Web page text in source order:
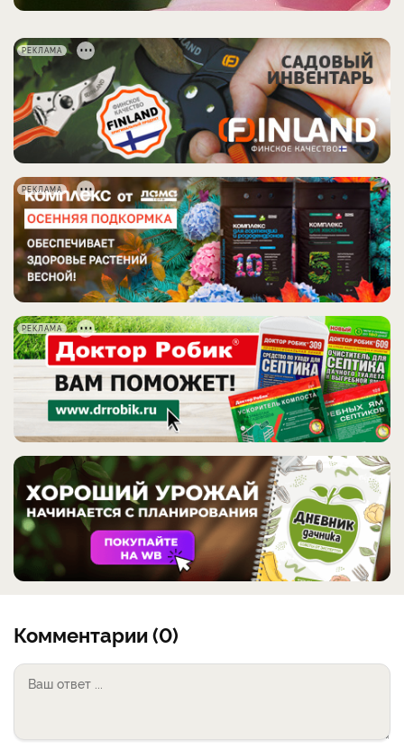
РЕКЛАМА
РЕКЛАМА
РЕКЛАМА
Комментарии (0)